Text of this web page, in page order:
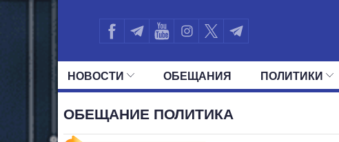
НОВОСТИ ОБЕЩАНИЯ ПОЛИТИКИ
ОБЕЩАНИЕ ПОЛИТИКА